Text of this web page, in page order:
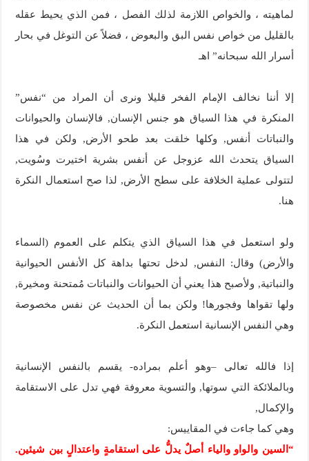
لماهيته ، والخواص اللازمة لذلك الفصل ، فمن الذي يحيط عقله
بالقليل من خواص نفس البق والبعوض ، فضلاً عن التوغل في بحار
أسرار الله سبحانه” اهـ
إلا أننا نخالف الإمام الفخر قليلا ونرى أن المراد من “نفس”
المنكرة في هذا السياق هو جنس الإنسان, فالإنسان والحيوانات
والنباتات أنفس, وكلها خلقت بعد طحو الأرض, ولكن في هذا
السياق يتحدث الله عزوجل عن أنفس بشرية اختيرت وسُويت,
لتتولى عملية الخلافة على سطح الأرض, لذا صح استعمال النكرة
هنا.
ولو استعمل في هذا السياق الذي يتكلم على العموم (السماء
والأرض) وقال: النفس, لدخل تحتها بداهة كل الأنفس الحيوانية
والنباتية, ولأصبح هذا يعني أن الحيوانات والنباتات مُمتحنة ومخيرة,
ولها تقواها وفجورها! ولكن بما أن الحديث عن نفس مخصوصة
وهي النفس الإنسانية استعمل النكرة.
إذا فالله تعالى –وهو أعلم بمراده- يقسم بالنفس الإنسانية
وبالملائكة التي سوتها, والتسوية معروفة فهي تدل على الاستقامة
والإكمال,
وهي كما جاءت في المقاييس:
“السين والواو والياء أصلٌ يدلُّ على استقامةٍ واعتدالٍ بين شيئين.